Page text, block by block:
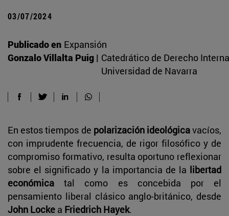
03/07/2024
Publicado en Expansión
Gonzalo Villalta Puig | Catedrático de Derecho
Universidad de Navarra
En estos tiempos de polarización ideológicavacíos,
con imprudente frecuencia, de rigor filosófico y de
compromiso formativo, resulta oportuno reflexionar
sobre el significado y la importancia de la libertad
económica tal como es concebida por el
pensamiento liberal clásico anglo-británico, desde
John Locke a Friedrich Hayek.